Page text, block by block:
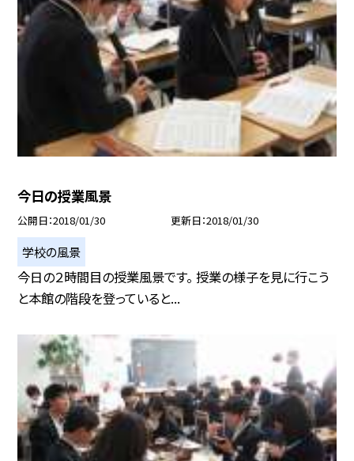
今日の授業風景
公開日 2018/01/30 更新日 2018/01/30
学校の風景
今日の２時間目の授業風景です。 授業の様子を見に行こう
と本館の階段を登っていると...